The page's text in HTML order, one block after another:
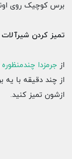
برس کوچیک روی
تمیز کردن
از جرمزدا چندمنظوره
از چند دقیقه با
ازشون تمیز کنید.